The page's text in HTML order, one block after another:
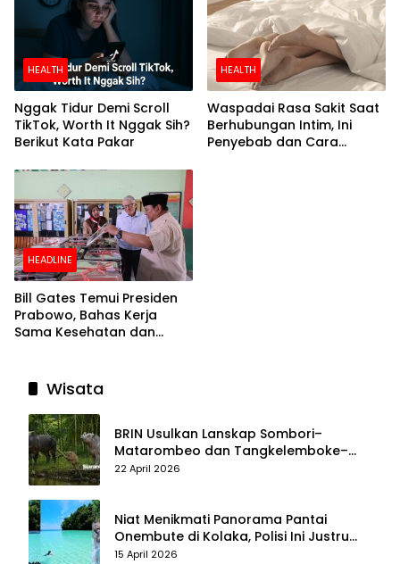
HEALTH
Nggak Tidur Demi Scroll
TikTok, Worth It Nggak Sih?
Berikut Kata Pakar
HEALTH
Waspadai Rasa Sakit Saat
Berhubungan Intim, Ini
Penyebab dan Cara
HEADLINE
Bill Gates Temui Presiden
Prabowo, Bahas Kerja
Sama Kesehatan dan
Wisata
BRIN Usulkan Lanskap Sombori–
Matarombeo dan Tangkelemboke–
Mekongga di Sulawesi Tenggara Jadi
22 April 2026
Niat Menikmati Panorama Pantai
Onembute di Kolaka, Polisi Ini Justru
Berakhir Membersihkan Sampah
15 April 2026